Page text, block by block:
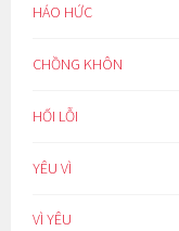
HÁO HỨC
CHỒNG KHÔN
HỐI LỖI
YÊU VÌ
VÌ YÊU